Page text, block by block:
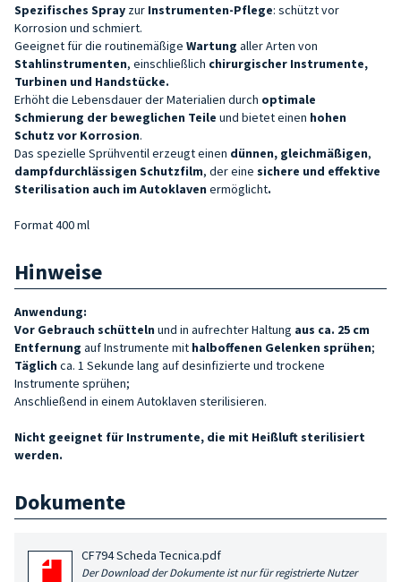
Spezifisches Spray zur Instrumenten-Pflege: schützt vor
Korrosion und schmiert.
Geeignet für die routinemäßige Wartung aller Arten von
Stahlinstrumenten, einschließlich chirurgischer Instrumente,
Turbinen und Handstücke.
Erhöht die Lebensdauer der Materialien durch optimale
Schmierung der beweglichen Teile und bietet einen hohen
Schutz vor Korrosion.
Das spezielle Sprühventil erzeugt einen dünnen, gleichmäßigen,
dampfdurchlässigen Schutzfilm, der eine sichere und effektive
Sterilisation auch im Autoklaven ermöglicht.
Format 400 ml
Hinweise
Anwendung:
Vor Gebrauch schütteln und in aufrechter Haltung aus ca. 25 cm
Entfernung auf Instrumente mit halboffenen Gelenken sprühen;
Täglich ca. 1 Sekunde lang auf desinfizierte und trockene
Instrumente sprühen;
Anschließend in einem Autoklaven sterilisieren.
Nicht geeignet für Instrumente, die mit Heißluft sterilisiert
werden.
Dokumente
CF794 Scheda Tecnica.pdf
Der Download der Dokumente ist nur für registrierte Nutzer